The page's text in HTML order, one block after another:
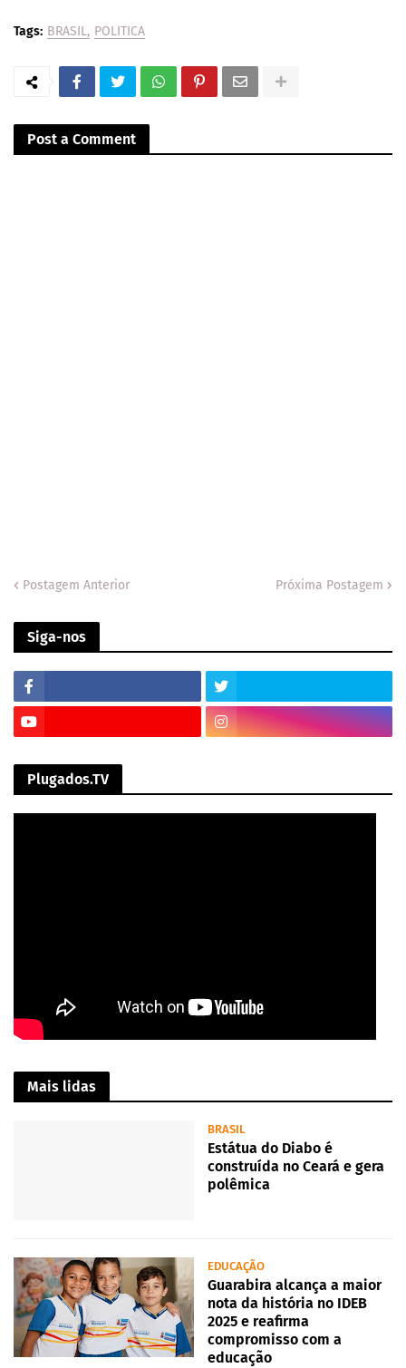
Tags: BRASIL POLITICA
Post a Comment
Postagem Anterior Próxima Postagem
Siga-nos
Plugados.TV
Mais lidas
BRASIL
Estátua do Diabo é
construída no Ceará e gera
polêmica
EDUCAÇÃO
Guarabira alcança a maior
nota da história no IDEB
2025 e reafirma
compromisso com a
educação